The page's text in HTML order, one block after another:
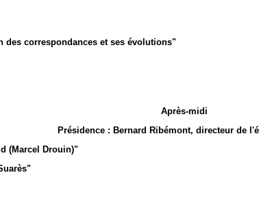
des correspondances et ses évolutions"
Après-midi
Présidence : Bernard Ribémont, directeur de
(Marcel Drouin)"